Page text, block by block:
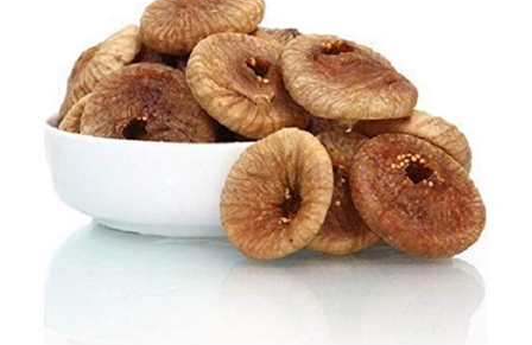
Privacy Policy
Recipe
Shop